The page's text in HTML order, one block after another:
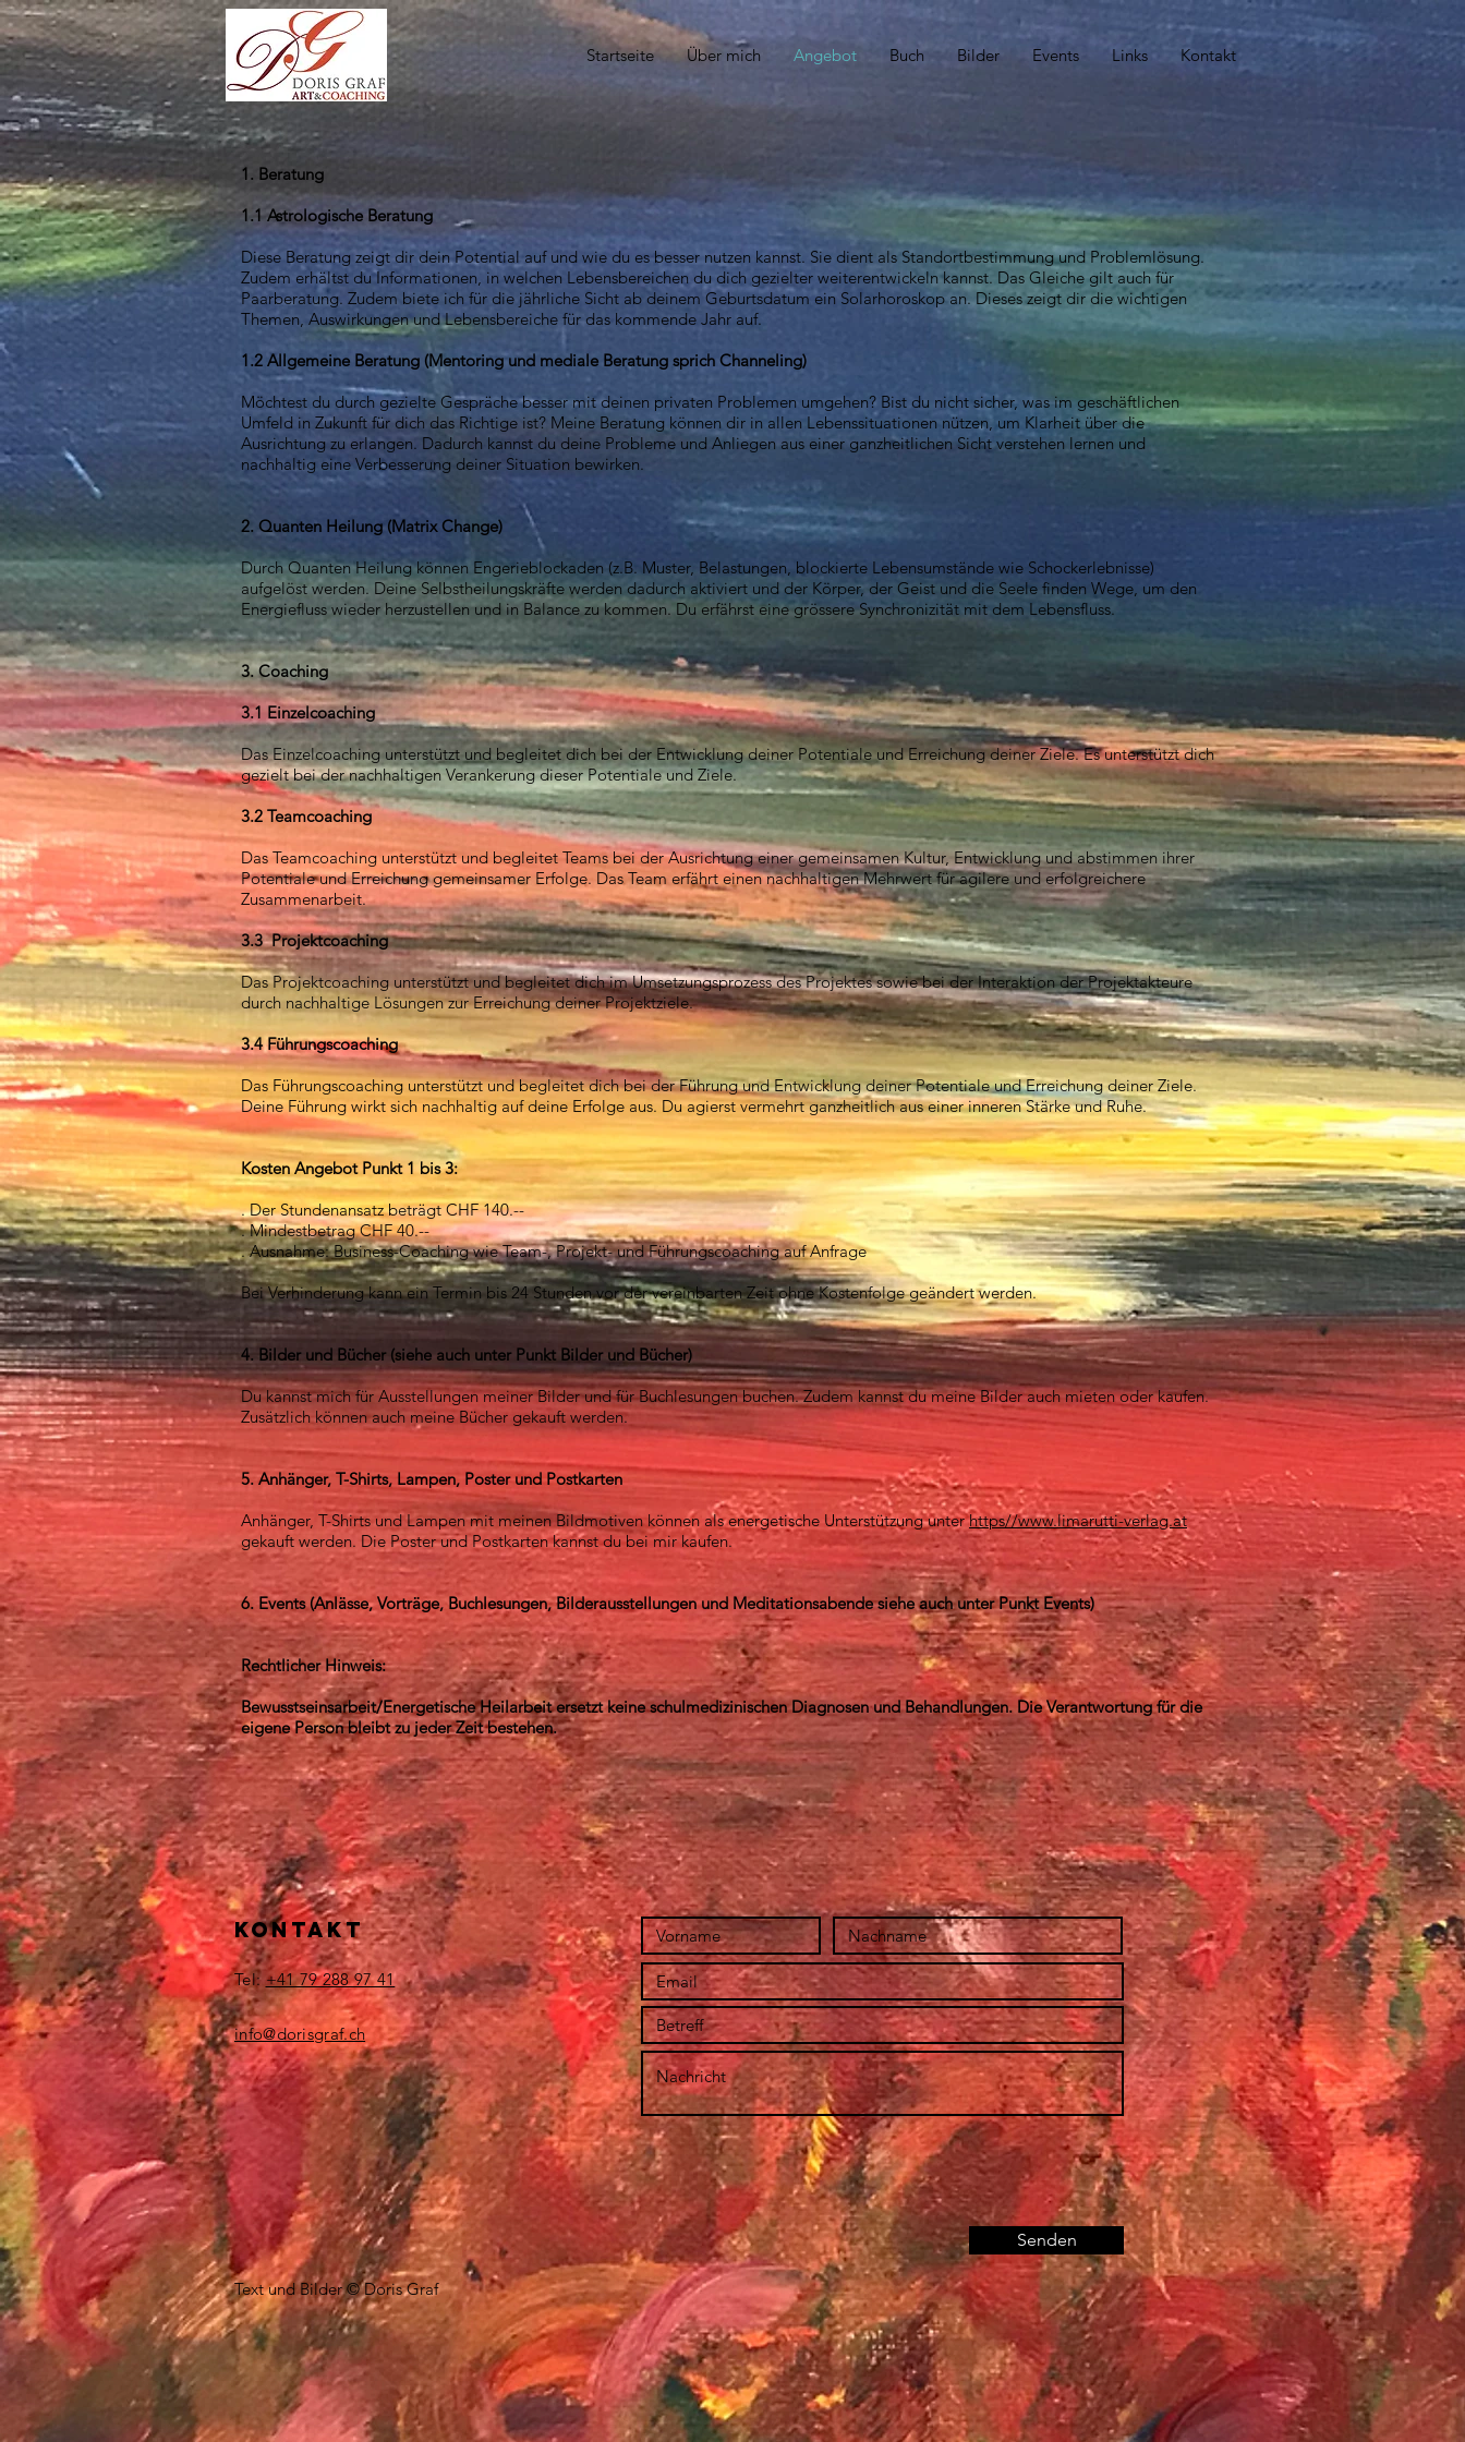
Startseite Über mich Angebot Buch Bilder Events Links Kontakt
1. Beratung
1.1 Astrologische Beratung
Diese Beratung zeigt dir dein Potential auf und wie du es besser nutzen kannst. Sie dient als Standortbestimmung und Problemlösung.
Zudem erhältst du Informationen, in welchen Lebensbereichen du dich gezielter weiterentwickeln kannst. Das Gleiche gilt auch für
Paarberatung. Zudem biete ich für die jährliche Sicht ab deinem Geburtsdatum ein Solarhoroskop an. Dieses zeigt dir die wichtigen
Themen, Auswirkungen und Lebensbereiche für das kommende Jahr auf.
1.2 Allgemeine Beratung (Mentoring und mediale Beratung sprich Channeling)
Möchtest du durch gezielte Gespräche besser mit deinen privaten Problemen umgehen? Bist du nicht sicher, was im geschäftlichen
Umfeld in Zukunft für dich das Richtige ist? Meine Beratung können dir in allen Lebenssituationen nützen, um Klarheit über die
Ausrichtung zu erlangen. Dadurch kannst du deine Probleme und Anliegen aus einer ganzheitlichen Sicht verstehen lernen und
nachhaltig eine Verbesserung deiner Situation bewirken.
2. Quanten Heilung (Matrix Change)
Durch Quanten Heilung können Engerieblockaden (z.B. Muster, Belastungen, blockierte Lebensumstände wie Schockerlebnisse)
aufgelöst werden. Deine Selbstheilungskräfte werden dadurch aktiviert und der Körper, der Geist und die Seele finden Wege, um den
Energiefluss wieder herzustellen und in Balance zu kommen. Du erfährst eine grössere Synchronizität mit dem Lebensfluss.
3. Coaching
3.1 Einzelcoaching
Das Einzelcoaching unterstützt und begleitet dich bei der Entwicklung deiner Potentiale und Erreichung deiner Ziele. Es unterstützt dich
gezielt bei der nachhaltigen Verankerung dieser Potentiale und Ziele.
3.2 Teamcoaching
Das Teamcoaching unterstützt und begleitet Teams bei der Ausrichtung einer gemeinsamen Kultur, Entwicklung und abstimmen ihrer
Potentiale und Erreichung gemeinsamer Erfolge. Das Team erfährt einen nachhaltigen Mehrwert für agilere und erfolgreichere
Zusammenarbeit.
3.3 Projektcoaching
Das Projektcoaching unterstützt und begleitet dich im Umsetzungsprozess des Projektes sowie bei der Interaktion der Projektakteure
durch nachhaltige Lösungen zur Erreichung deiner Projektziele.
3.4 Führungscoaching
Das Führungscoaching unterstützt und begleitet dich bei der Führung und Entwicklung deiner Potentiale und Erreichung deiner Ziele.
Deine Führung wirkt sich nachhaltig auf deine Erfolge aus. Du agierst vermehrt ganzheitlich aus einer inneren Stärke und Ruhe.
Kosten Angebot Punkt 1 bis 3:
. Der Stundenansatz beträgt CHF 140.--
. Mindestbetrag CHF 40.--
. Ausnahme: Business-Coaching wie Team-, Projekt- und Führungscoaching auf Anfrage
Bei Verhinderung kann ein Termin bis 24 Stunden vor der vereinbarten Zeit ohne Kostenfolge geändert werden.
4. Bilder und Bücher (siehe auch unter Punkt Bilder und Bücher)
Du kannst mich für Ausstellungen meiner Bilder und für Buchlesungen buchen. Zudem kannst du meine Bilder auch mieten oder kaufen.
Zusätzlich können auch meine Bücher gekauft werden.
5. Anhänger, T-Shirts, Lampen, Poster und Postkarten
Anhänger, T-Shirts und Lampen mit meinen Bildmotiven können als energetische Unterstützung unterhttps//www.limarutti-verlag.at
gekauft werden. Die Poster und Postkarten kannst du bei mir kaufen.
6. Events (Anlässe, Vorträge, Buchlesungen, Bilderausstellungen und Meditationsabende siehe auch unter Punkt Events)
Rechtlicher Hinweis:
Bewusstseinsarbeit/Energetische Heilarbeit ersetzt keine schulmedizinischen Diagnosen und Behandlungen. Die Verantwortung für die
eigene Person bleibt zu jeder Zeit bestehen.
Kontakt
​​Tel: +41 79 288 97 41
info@dorisgraf.ch
Senden
Text und Bilder © Doris Graf​